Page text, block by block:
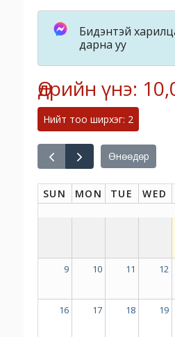
Бидэнтэй
дарна уу
Өдрийн үнэ:
Нийт тоо ширхэг: 2
Өнөөдөр
SUN MON TUE WED
9 10 11 12
16 17 18 19